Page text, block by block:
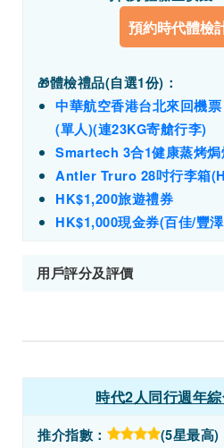
預約時代體檢
🎁體檢禮品(自選1份) ：
中華航空香港台北來回機票
(單人)(連23KG寄艙行李)
Smartech 3合1健康蒸烤
Antler Truro 28吋行李箱
HK$1,200旅遊禮券
HK$1,000現金券(百佳/豐
用戶評分及評價
時代2人同行週年
推介指數：
(5星最高)